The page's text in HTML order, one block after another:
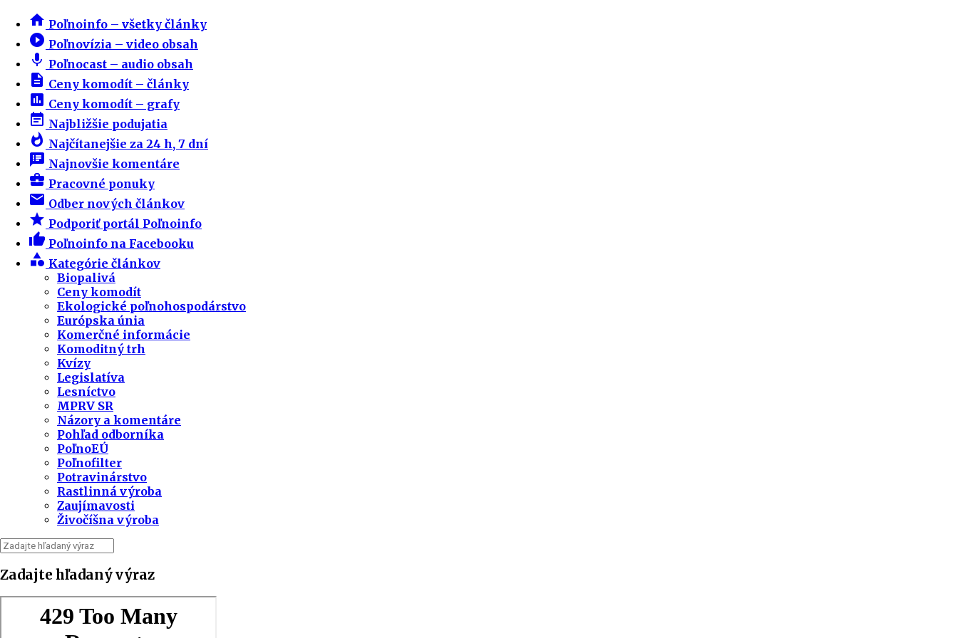
home Poľnoinfo – všetky články
play_circle_filled Poľnovízia – video obsah
mic Poľnocast – audio obsah
description Ceny komodít – články
insert_chart Ceny komodít – grafy
event_note Najbližšie podujatia
whatshot Najčítanejšie za 24 h, 7 dní
speaker_notes Najnovšie komentáre
business_center Pracovné ponuky
email Odber nových článkov
star Podporiť portál Poľnoinfo
thumb_up Poľnoinfo na Facebooku
category Kategórie článkov
Biopalivá
Ceny komodít
Ekologické poľnohospodárstvo
Európska únia
Komerčné informácie
Komoditný trh
Kvízy
Legislatíva
Lesníctvo
MPRV SR
Názory a komentáre
Pohľad odborníka
PoľnoEÚ
Poľnofilter
Potravinárstvo
Rastlinná výroba
Zaujímavosti
Živočíšna výroba
Zadajte hľadaný výraz